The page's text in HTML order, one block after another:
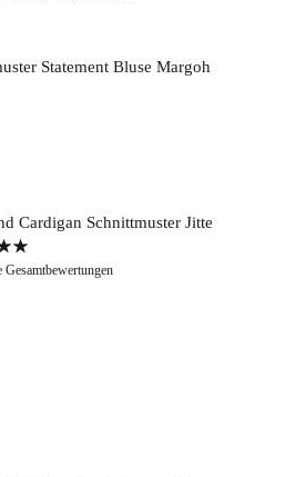
Statement Bluse Margoh
Cardigan Schnittmuster Jitte
5
Gesamtbewertungen